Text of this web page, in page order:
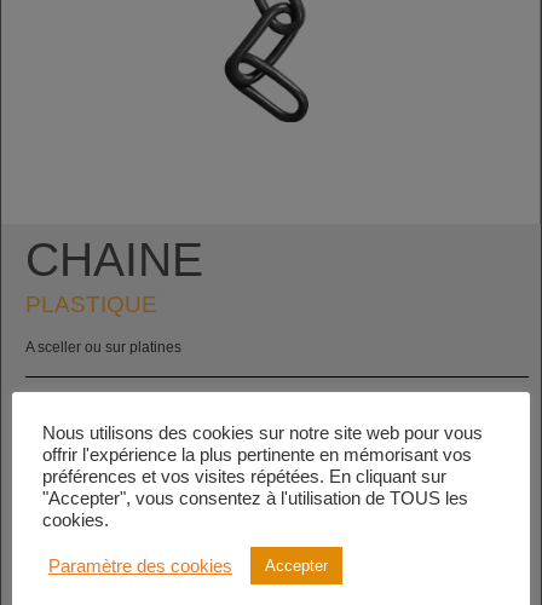
CHAINE
PLASTIQUE
A sceller ou sur platines
Maille longue droite.
Connectez-vous pour télécharger
Nous utilisons des cookies sur notre site web pour vous
offrir l'expérience la plus pertinente en mémorisant vos
préférences et vos visites répétées. En cliquant sur
"Accepter", vous consentez à l'utilisation de TOUS les
cookies.
Paramètre des cookies Accepter